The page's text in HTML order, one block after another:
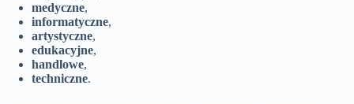
medyczne,
informatyczne,
artystyczne,
edukacyjne,
handlowe,
techniczne.